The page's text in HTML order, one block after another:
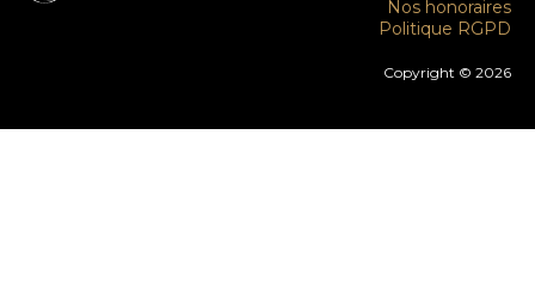
Nos honoraires
Politique RGPD
Copyright © 2026